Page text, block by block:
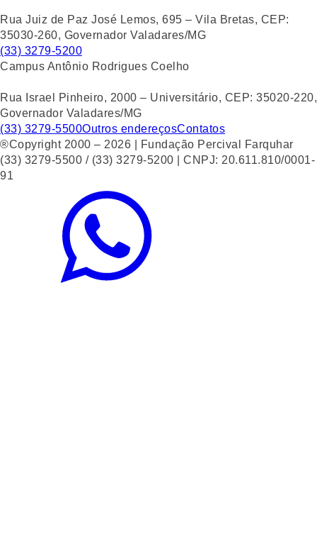
Rua Juiz de Paz José Lemos, 695 – Vila Bretas, CEP:
35030-260, Governador Valadares/MG
(33) 3279-5200
Campus Antônio Rodrigues Coelho
Rua Israel Pinheiro, 2000 – Universitário, CEP: 35020-220,
Governador Valadares/MG
(33) 3279-5500Outros endereçosContatos
®Copyright 2000 – 2026 | Fundação Percival Farquhar
(33) 3279-5500 / (33) 3279-5200 | CNPJ: 20.611.810/0001-
91